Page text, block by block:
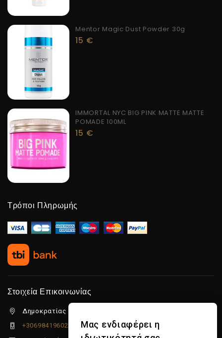
Mentor Magic Dust Powder 30g
15 €
IMMORTAL NYC BIG PINK MATTE MATTE
POMADE 100ML
15 €
Τρόποι Πληρωμής
Στοιχεία Επικοινωνίας
Δημοκρατίας 5β Λιμένας Χερσονήσου, 70014
+306984196022
Μας ενδιαφέρει η